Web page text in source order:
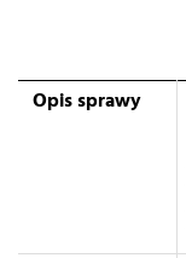
Opis sprawy